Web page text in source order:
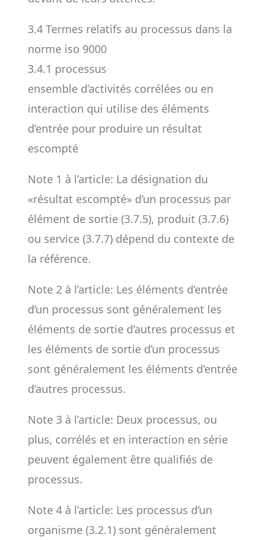
3.4 Termes relatifs au processus dans la
norme iso 9000
3.4.1 processus
ensemble d’activités corrélées ou en
interaction qui utilise des éléments
d’entrée pour produire un résultat
escompté
Note 1 à l’article: La désignation du
«résultat escompté» d’un processus par
élément de sortie (3.7.5), produit (3.7.6)
ou service (3.7.7) dépend du contexte de
la référence.
Note 2 à l’article: Les éléments d’entrée
d’un processus sont généralement les
éléments de sortie d’autres processus et
les éléments de sortie d’un processus
sont généralement les éléments d’entrée
d’autres processus.
Note 3 à l’article: Deux processus, ou
plus, corrélés et en interaction en série
peuvent également être qualifiés de
processus.
Note 4 à l’article: Les processus d’un
organisme (3.2.1) sont généralement